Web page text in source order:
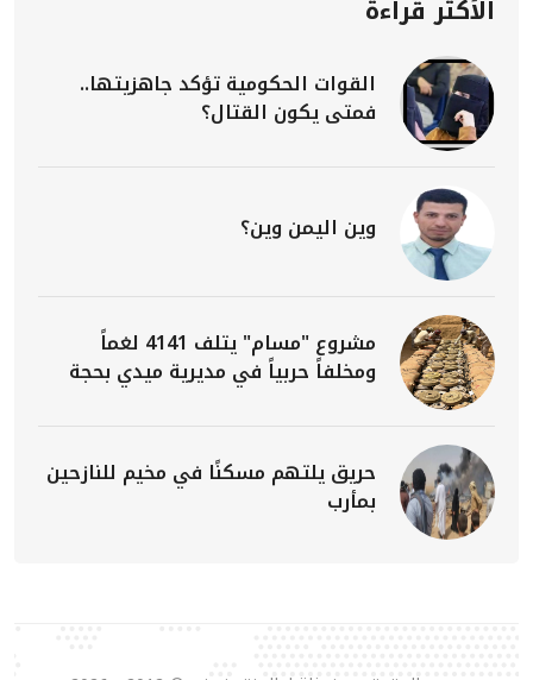
الأكثر قراءة
القوات الحكومية تؤكد جاهزيتها..
فمتى يكون القتال؟
وين اليمن وين؟
مشروع "مسام" يتلف 4141 لغماً
ومخلفاً حربياً في مديرية ميدي بحجة
حريق يلتهم مسكنًا في مخيم للنازحين
بمأرب